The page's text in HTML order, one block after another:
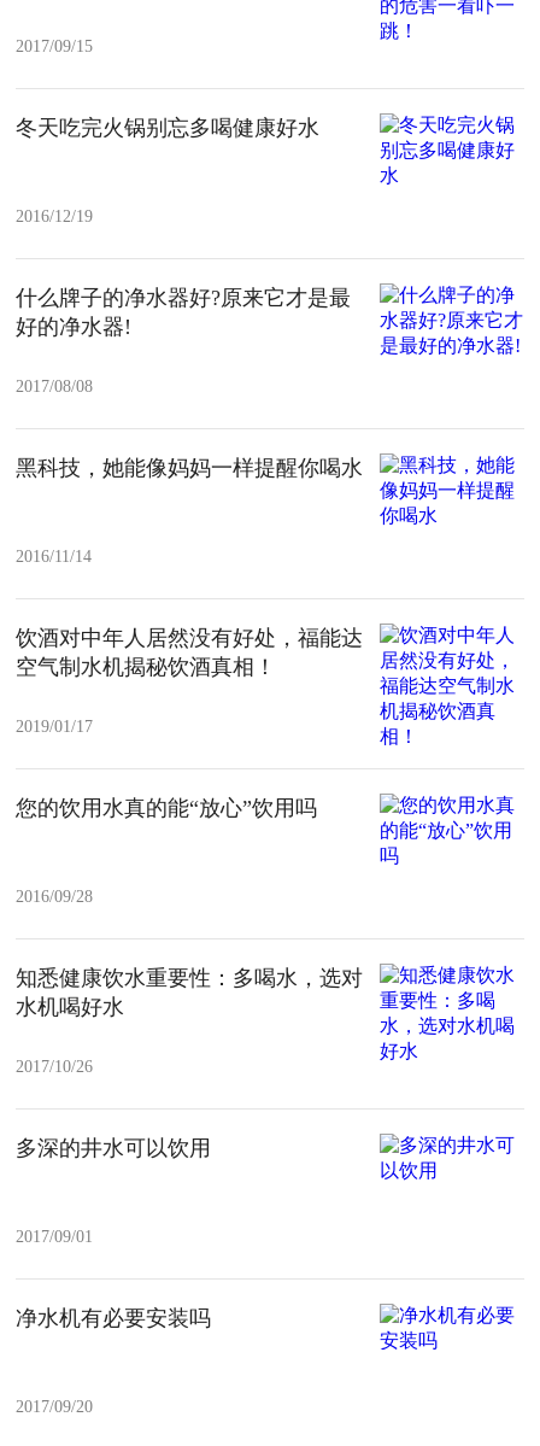
2017/09/15
冬天吃完火锅别忘多喝健康好水
2016/12/19
什么牌子的净水器好?原来它才是最
好的净水器!
2017/08/08
黑科技，她能像妈妈一样提醒你喝水
2016/11/14
饮酒对中年人居然没有好处，福能达
空气制水机揭秘饮酒真相！
2019/01/17
您的饮用水真的能“放心”饮用吗
2016/09/28
知悉健康饮水重要性：多喝水，选对
水机喝好水
2017/10/26
多深的井水可以饮用
2017/09/01
净水机有必要安装吗
2017/09/20